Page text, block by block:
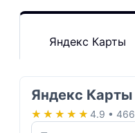
Яндекс Карты
Яндекс Карты
★★★★★
★★★★★ 4.9 • 466